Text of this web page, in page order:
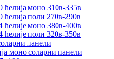
ћелија моно 310в-335в
ћелија поли 270в-290в
ћелије моно 380в-400в
ћелије поли 320в-350в
панели
моно соларни панели